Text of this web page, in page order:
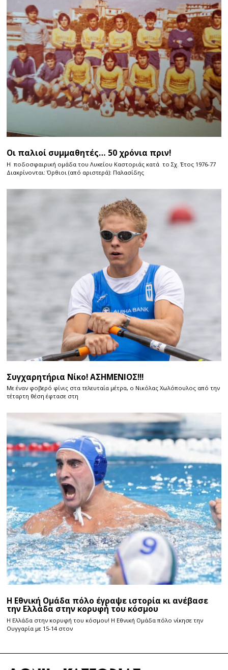
Οι παλιοί συμμαθητές… 50 χρόνια πριν!
Η ποδοσφαιρική ομάδα του Λυκείου Καστοριάς κατά το Σχ. Έτος 1976-77
Διακρίνονται: Όρθιοι (από αριστερά): Παλασίδης
Συγχαρητήρια Νίκο! ΑΣΗΜΕΝΙΟΣ!!!
Με έναν φοβερό φίνις στα τελευταία μέτρα, ο Νικόλας Χωλόπουλος από την
τέταρτη θέση έφτασε στη
Η Εθνική Ομάδα πόλο έγραψε ιστορία κι ανέβασε
την Ελλάδα στην κορυφή του κόσμου
Η Ελλάδα στην κορυφή του κόσμου! Η Εθνική Ομάδα πόλο νίκησε την
Ουγγαρία με 15-14 στον